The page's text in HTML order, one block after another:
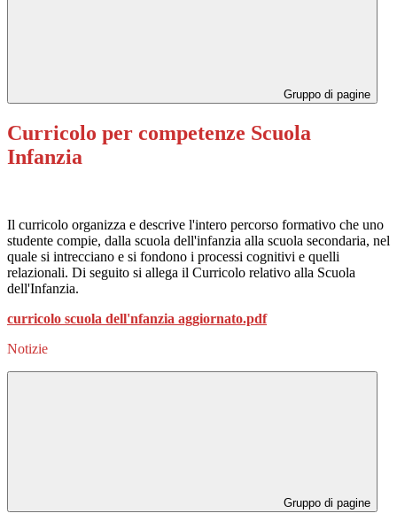
Gruppo di pagine
Curricolo per competenze Scuola
Infanzia
Il curricolo organizza e descrive l'intero percorso formativo che uno
studente compie, dalla scuola dell'infanzia alla scuola secondaria, nel
quale si intrecciano e si fondono i processi cognitivi e quelli
relazionali. Di seguito si allega il Curricolo relativo alla Scuola
dell'Infanzia.
curricolo scuola dell'nfanzia aggiornato.pdf
Notizie
Gruppo di pagine